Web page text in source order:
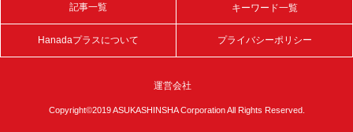
記事一覧 キーワード一覧
Hanadaプラスについて プライバシーポリシー
運営会社
Copyright©2019 ASUKASHINSHA Corporation All Rights Reserved.